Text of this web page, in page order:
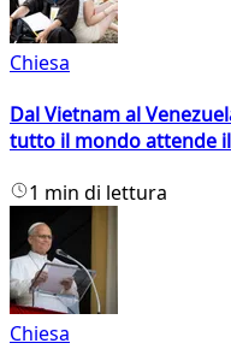
Chiesa
Dal Vietnam al
tutto il mondo attende il
1 min di lettura
Chiesa